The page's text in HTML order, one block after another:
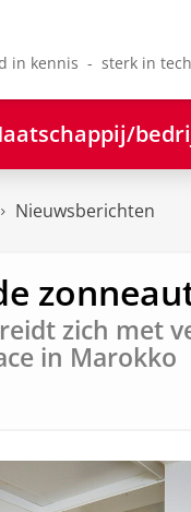
in kennis - sterk in
Nieuwsberichten
zich met
in Marokko